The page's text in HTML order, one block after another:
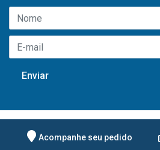
Acompanhe seu pedido